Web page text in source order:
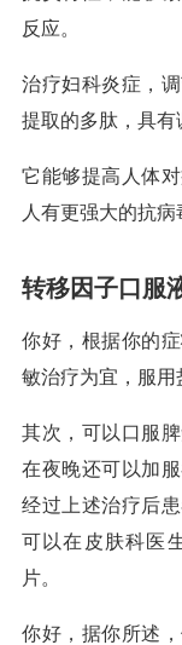
反应。
治疗妇科炎症，
提取的多肽，具有
它能够提高人体
人有更强大的抗病
转移因子口服
你好，根据你的
敏治疗为宜，服用
其次，可以口服
在夜晚还可以加
经过上述治疗后
可以在皮肤科医
片。
你好，据你所述